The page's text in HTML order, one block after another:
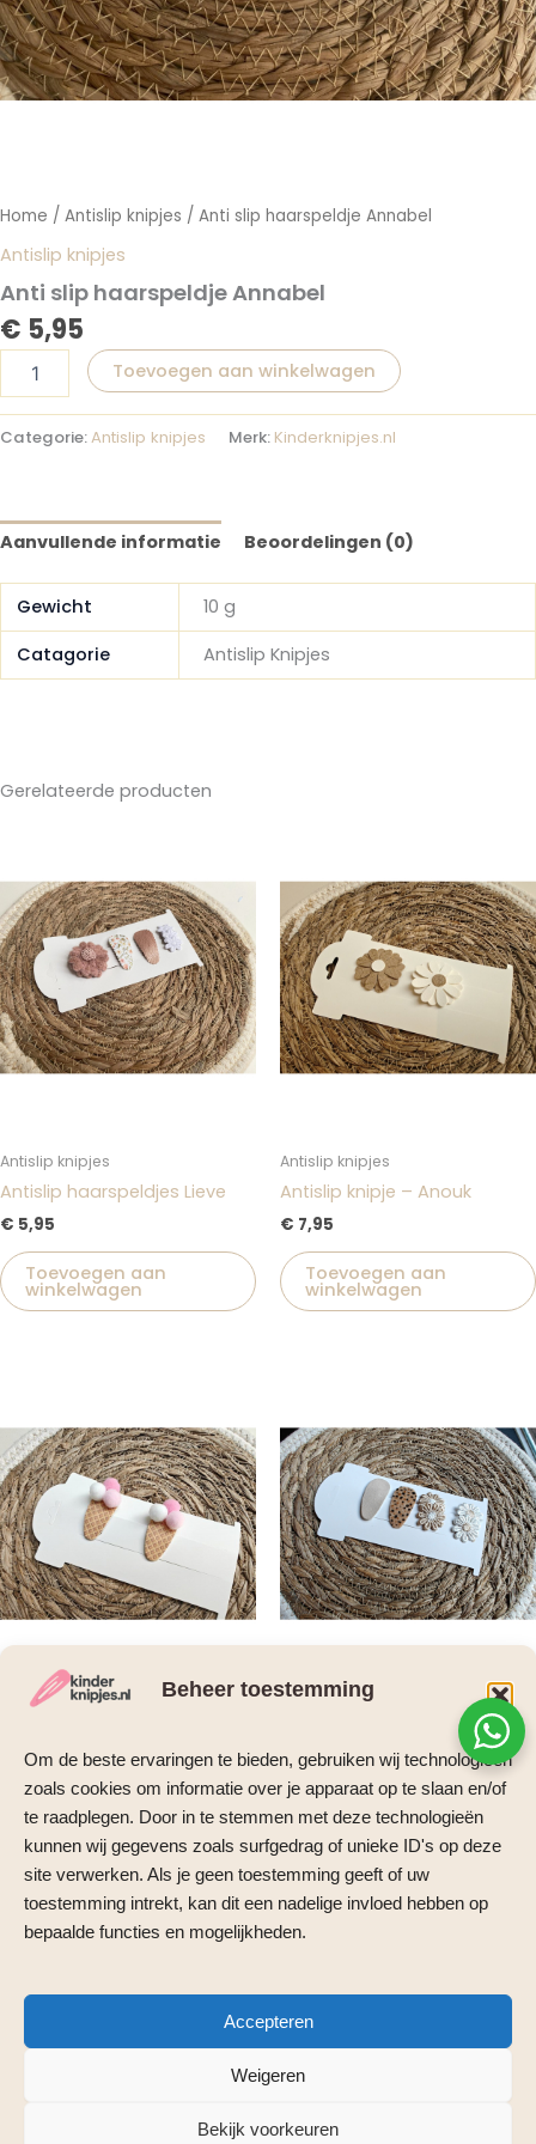
Beheer toestemming
Om de beste ervaringen te bieden, gebruiken wij technologieën
zoals cookies om informatie over je apparaat op te slaan en/of
te raadplegen. Door in te stemmen met deze technologieën
kunnen wij gegevens zoals surfgedrag of unieke ID's op deze
site verwerken. Als je geen toestemming geeft of uw
toestemming intrekt, kan dit een nadelige invloed hebben op
bepaalde functies en mogelijkheden.
Accepteren
Weigeren
Bekijk voorkeuren
Home / Antislip knipjes / Anti slip haarspeldje Annabel
Antislip knipjes
Anti slip haarspeldje Annabel
€ 5,95
Toevoegen aan winkelwagen
Categorie:Antislip knipjes Merk: Kinderknipjes.nl
Aanvullende informatie Beoordelingen (0)
Gewicht
10 g
Catagorie
Antislip Knipjes
Gerelateerde producten
Antislip knipjes
Antislip haarspeldjes Lieve
€ 5,95
Toevoegen aan
winkelwagen
Antislip knipjes
Antislip knipje – Anouk
€ 7,95
Toevoegen aan
winkelwagen
Antislip knipjes
roze
2,95
Toevoegen aan
winkelwagen
Antislip knipjes
Antislip haarspeldjes Amy
€ 5,95
Toevoegen aan
winkelwagen